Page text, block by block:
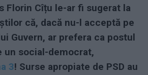
Florin Cîțu le-ar fi sugerat la
că, dacă nu-l acceptă pe
Guvern, ar prefera ca postul
un social-democrat,
3! Surse apropiate de PSD au